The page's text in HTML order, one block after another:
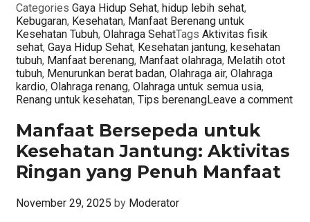
Categories Gaya Hidup Sehat, hidup lebih sehat,
Kebugaran, Kesehatan, Manfaat Berenang untuk
Kesehatan Tubuh, Olahraga SehatTags Aktivitas fisik
sehat, Gaya Hidup Sehat, Kesehatan jantung, kesehatan
tubuh, Manfaat berenang, Manfaat olahraga, Melatih otot
tubuh, Menurunkan berat badan, Olahraga air, Olahraga
kardio, Olahraga renang, Olahraga untuk semua usia,
Renang untuk kesehatan, Tips berenangLeave a comment
Manfaat Bersepeda untuk
Kesehatan Jantung: Aktivitas
Ringan yang Penuh Manfaat
November 29, 2025 by Moderator